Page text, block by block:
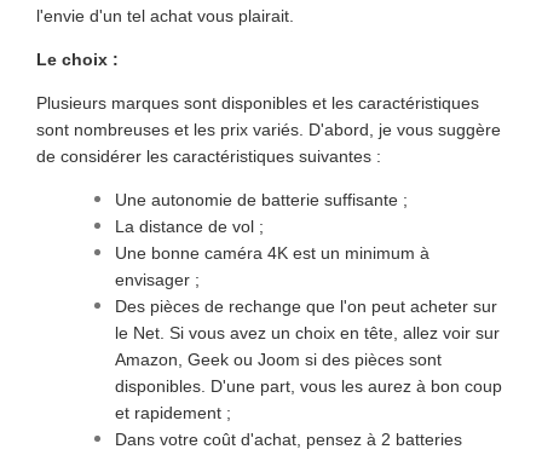
l'envie d'un tel achat vous plairait.
Le choix :
Plusieurs marques sont disponibles et les caractéristiques
sont nombreuses et les prix variés. D'abord, je vous suggère
de considérer les caractéristiques suivantes :
Une autonomie de batterie suffisante ;
La distance de vol ;
Une bonne caméra 4K est un minimum à
envisager ;
Des pièces de rechange que l'on peut acheter sur
le Net. Si vous avez un choix en tête, allez voir sur
Amazon, Geek ou Joom si des pièces sont
disponibles. D'une part, vous les aurez à bon coup
et rapidement ;
Dans votre coût d'achat, pensez à 2 batteries